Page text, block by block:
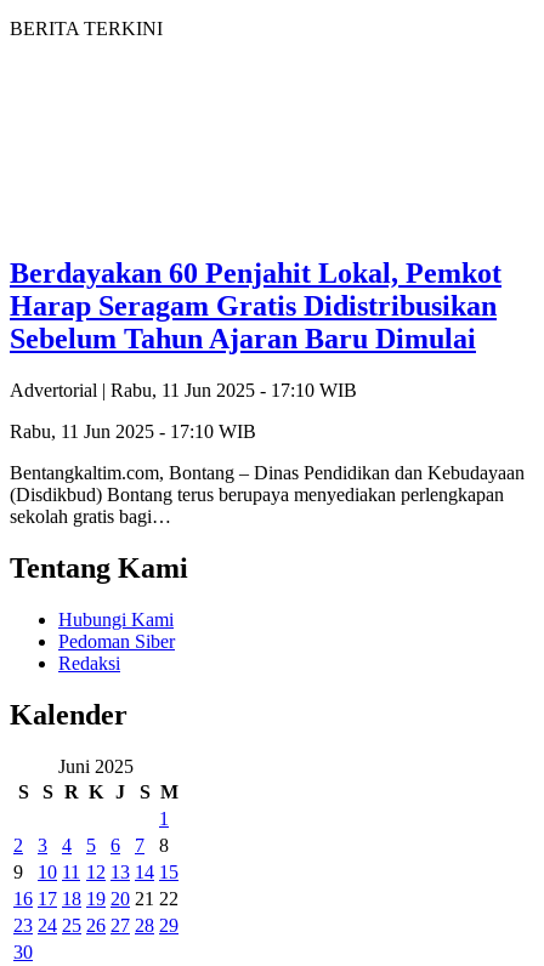
BERITA TERKINI
Berdayakan 60 Penjahit Lokal, Pemkot
Harap Seragam Gratis Didistribusikan
Sebelum Tahun Ajaran Baru Dimulai
Advertorial | Rabu, 11 Jun 2025 - 17:10 WIB
Rabu, 11 Jun 2025 - 17:10 WIB
Bentangkaltim.com, Bontang – Dinas Pendidikan dan Kebudayaan
(Disdikbud) Bontang terus berupaya menyediakan perlengkapan
sekolah gratis bagi…
Tentang Kami
Hubungi Kami
Pedoman Siber
Redaksi
Kalender
Juni 2025
S
S R K J S M
1
2
3 4 5 6 7
8
9
10 11 12 13 14 15
16 17 18 19 20 21 22
23 24 25 26 27 28 29
30